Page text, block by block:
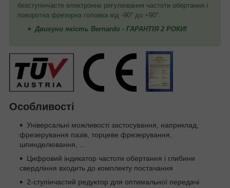
безступінчасте електронне регулювання частоти обертання і
поворотна фрезерна головка від -90° до +90°.
Двигуни якість Bernardo - ГАРАНТІЯ 2 РОКИ!
Особливості
Універсальні можливості застосування, наприклад,
фрезерування пазів, торцеве фрезерування,
шпинделювання, ...
Цифровий індикатор частоти обертання і глибини
свердління входить до комплекту постачання
2-ступінчастий редуктор для оптимальної передачі